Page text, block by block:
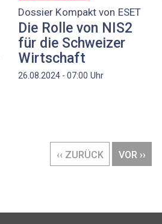
Dossier Kompakt von ESET
Die Rolle von NIS2
für die Schweizer
Wirtschaft
26.08.2024 - 07:00 Uhr
VORHERIGE
‹‹ ZURÜCK
NÄCHSTE
VOR ››